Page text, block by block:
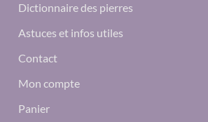
Dictionnaire des pierres
Astuces et infos utiles
Contact
Mon compte
Panier